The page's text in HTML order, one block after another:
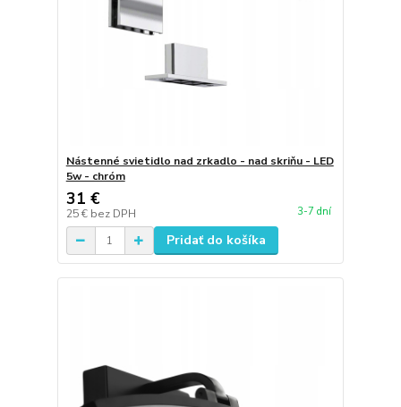
Nástenné svietidlo nad zrkadlo - nad skriňu - LED
5w - chróm
31 €
25 € bez DPH 3-7 dní
Pridať do košíka